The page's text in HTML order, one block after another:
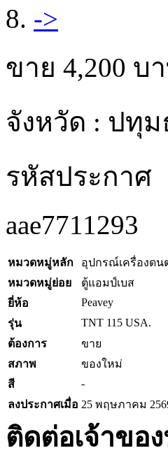
ขาย 4,200 บ
จังหวัด : ปทุ
รหัสประกาศ
aae7711293
หมวดหมู่หลัก
อุปกรณ์เครื่องดน
หมวดหมู่ย่อย
ตู้แอมป์เบส
ยี่ห้อ
Peavey
รุ่น
TNT 115 USA.
ต้องการ
ขาย
สภาพ
ของใหม่
สี
-
ลงประกาศเมื่อ 25 พฤษภาคม
ติดต่อเจ้าขอ